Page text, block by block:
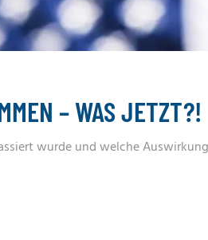
– WAS JETZT?!
wurde und welche